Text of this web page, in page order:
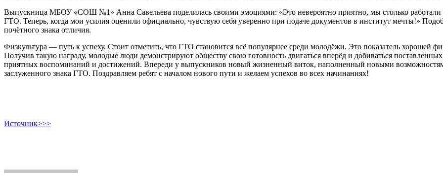
Выпускница МБОУ «СОШ №1» Анна Савельева поделилась своими эмоциями: «Это невероятно приятно, мы столько работали
ГТО. Теперь, когда мои усилия оценили официально, чувствую себя уверенно при подаче документов в институт мечты!»
почётного знака отличия.
Физкультура — путь к успеху. Стоит отметить, что ГТО становится всё популярнее среди молодёжи. Это показатель хорошей
Получив такую награду, молодые люди демонстрируют обществу свою готовность двигаться вперёд и добиваться
приятных воспоминаний и достижений. Впереди у выпускников новый жизненный виток, наполненный новыми
заслуженного знака ГТО. Поздравляем ребят с началом нового пути и желаем успехов во всех начинаниях!
Источник>>>